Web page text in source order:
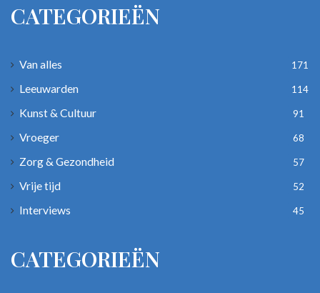
CATEGORIEËN
Van alles 171
Leeuwarden 114
Kunst & Cultuur 91
Vroeger 68
Zorg & Gezondheid 57
Vrije tijd 52
Interviews 45
CATEGORIEËN